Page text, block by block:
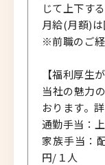
じて上下す
月給(月額)は
※前職のご経
【福利厚生
当社の魅力
おります。
通勤手当：
家族手当：
円/１人